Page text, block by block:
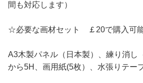
間も対応します）
☆必要な画材セット ￡20で購入可
A3木製パネル（日本製）、練り消し
から5H、画用紙(5枚）、水張りテー